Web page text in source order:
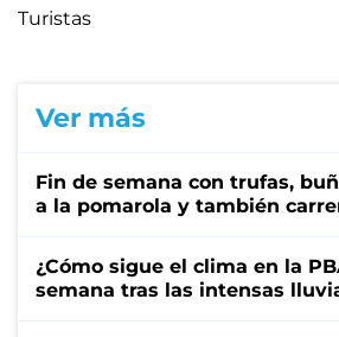
Turistas
Ver más
Fin de semana con trufas,
a la pomarola y también
¿Cómo sigue el clima en la
semana tras las intensas